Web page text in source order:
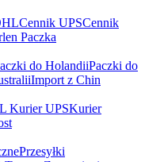
Cennik UPSCennik
Paczka
do HolandiiPaczki do
Import z Chin
Kurier UPSKurier
Przesyłki